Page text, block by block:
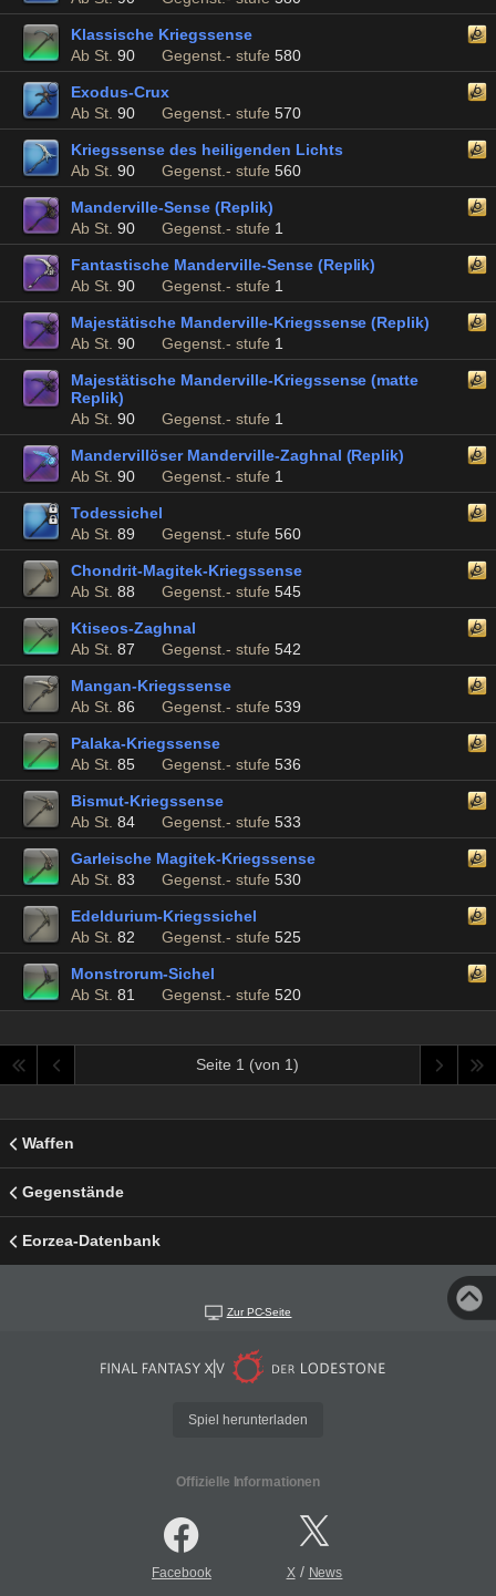
Klassische Kriegssense
Ab St. 90 Gegenst.- stufe 580
Exodus-Crux
Ab St. 90 Gegenst.- stufe 570
Kriegssense des heiligenden Lichts
Ab St. 90 Gegenst.- stufe 560
Manderville-Sense (Replik)
Ab St. 90 Gegenst.- stufe 1
Fantastische Manderville-Sense (Replik)
Ab St. 90 Gegenst.- stufe 1
Majestätische Manderville-Kriegssense (Replik)
Ab St. 90 Gegenst.- stufe 1
Majestätische Manderville-Kriegssense (matte
Replik)
Ab St. 90 Gegenst.- stufe 1
Mandervillöser Manderville-Zaghnal (Replik)
Ab St. 90 Gegenst.- stufe 1
Todessichel
Ab St. 89 Gegenst.- stufe 560
Chondrit-Magitek-Kriegssense
Ab St. 88 Gegenst.- stufe 545
Ktiseos-Zaghnal
Ab St. 87 Gegenst.- stufe 542
Mangan-Kriegssense
Ab St. 86 Gegenst.- stufe 539
Palaka-Kriegssense
Ab St. 85 Gegenst.- stufe 536
Bismut-Kriegssense
Ab St. 84 Gegenst.- stufe 533
Garleische Magitek-Kriegssense
Ab St. 83 Gegenst.- stufe 530
Edeldurium-Kriegssichel
Ab St. 82 Gegenst.- stufe 525
Monstrorum-Sichel
Ab St. 81 Gegenst.- stufe 520
Seite 1 (von 1)
Waffen
Gegenstände
Eorzea-Datenbank
Zur PC-Seite
Spiel herunterladen
Offizielle Informationen
Facebook X/ News